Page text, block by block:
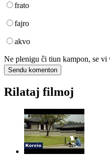
frato
fajro
akvo
Ne plenigu ĉi tiun kampon, se vi
Rilataj filmoj